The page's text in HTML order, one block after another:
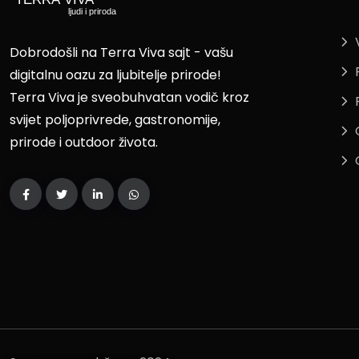
Dobrodošli na Terra Viva sajt - vašu
digitalnu oazu za ljubitelje prirode!
Terra Viva je sveobuhvatan vodič kroz
svijet poljoprivrede, gastronomije,
prirode i outdoor života.